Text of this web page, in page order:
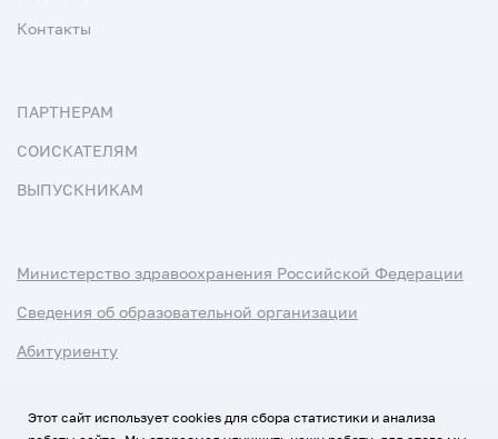
Контакты
ПАРТНЕРАМ
СОИСКАТЕЛЯМ
ВЫПУСКНИКАМ
Министерство здравоохранения Российской Федерации
Сведения об образовательной организации
Абитуриенту
Этот сайт использует cookies для сбора статистики и анализа